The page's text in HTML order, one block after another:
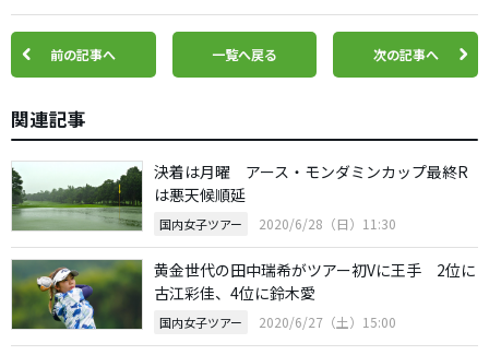
前の記事へ 一覧へ戻る 次の記事へ
関連記事
決着は月曜 アース・モンダミンカップ最終R
は悪天候順延
国内女子ツアー 2020/6/28（日）11:30
黄金世代の田中瑞希がツアー初Vに王手 2位に
古江彩佳、4位に鈴木愛
国内女子ツアー 2020/6/27（土）15:00